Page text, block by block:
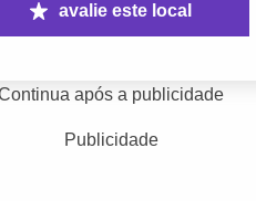
avalie este local
após a publicidade
Publicidade